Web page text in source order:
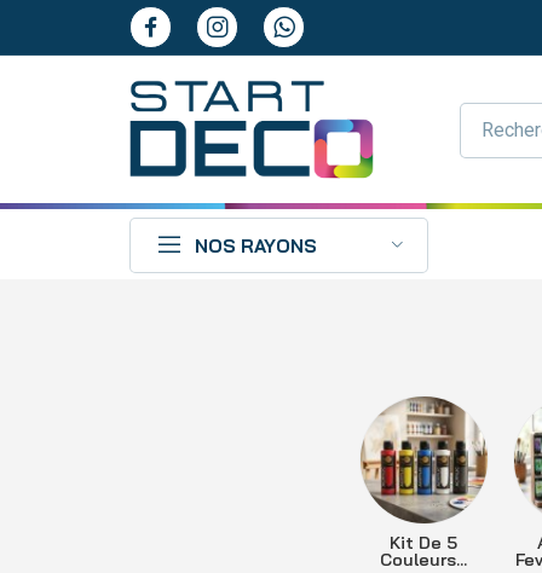
NOS RAYONS
Kit De 5
Couleurs...